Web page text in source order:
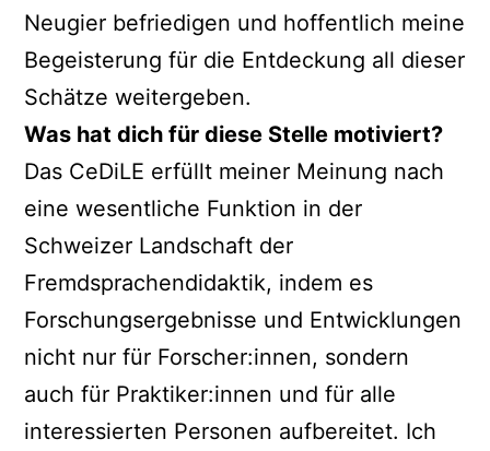
Neugier befriedigen und hoffentlich meine
Begeisterung für die Entdeckung all dieser
Schätze weitergeben.
Was hat dich für diese Stelle motiviert?
Das CeDiLE erfüllt meiner Meinung nach
eine wesentliche Funktion in der
Schweizer Landschaft der
Fremdsprachendidaktik, indem es
Forschungsergebnisse und Entwicklungen
nicht nur für Forscher:innen, sondern
auch für Praktiker:innen und für alle
interessierten Personen aufbereitet. Ich